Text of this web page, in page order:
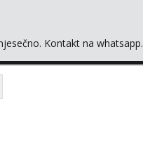
Kontakt na whatsapp.